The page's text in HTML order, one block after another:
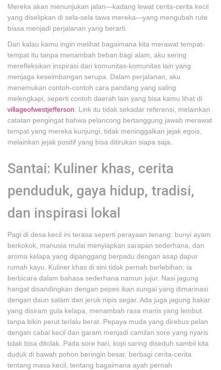
Mereka akan menunjukan jalan—kadang lewat cerita-cerita kecil
yang diselipkan di sela-sela tawa mereka—yang mengubah rute
biasa menjadi perjalanan yang berarti.
Dan kalau kamu ingin melihat bagaimana kita merawat tempat-
tempat itu tanpa menambah beban bagi alam, aku sering
merefleksikan inspirasi dari komunitas-komunitas lain yang
menjaga keseimbangan serupa. Dalam perjalanan, aku
menemukan contoh-contoh cara pandang yang saling
melengkapi, seperti contoh daerah lain yang bisa kamu lihat di
villageofwestjefferson . Link itu tidak sekadar referensi, melainkan
catatan pengingat bahwa pelancong bertanggung jawab merawat
tempat yang mereka kunjungi, tidak meninggalkan jejak egois,
melainkan jejak positif yang bisa ditirukan siapa saja.
Santai: Kuliner khas, cerita
penduduk, gaya hidup, tradisi,
dan inspirasi lokal
Pagi di desa kecil ini terasa seperti perayaan tenang: bunyi ayam
berkokok, manusia mulai menyiapkan sarapan sederhana, dan
aroma kelapa yang dipanggang berpadu dengan asap dapur
rumah kayu. Kuliner khas di sini tidak pernah berlebihan; ia
berbicara dalam bahasa sederhana namun jujur. Nasi jagung
hangat disandingkan dengan pepes ikan sungai yang dimarinasi
dengan daun salam dan jeruk nipis segar. Ada juga jagung bakar
yang disiram gula kelapa, menambah rasa manis yang lembut
tanpa bikin perut terlalu berat. Pepaya muda yang direbus pelan
dengan cabai kecil dan garam menjadi camilan sore yang nyaris
tidak bisa ditolak. Pada sore hari, kopi saring diseduh sambil kita
duduk di bawah pohon beringin besar, berbagi cerita-cerita
tentang masa kecil, tentang bagaimana ayah pernah